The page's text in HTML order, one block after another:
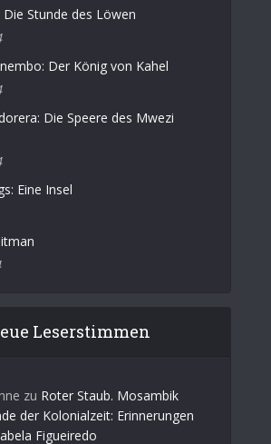
Stunde des Löwen
Der König von Kahel
Die Speere des Mwezi
Eine Insel
Leserstimmen
zu Roter Staub. Mosambik
der Kolonialzeit: Erinnerungen
Figueiredo